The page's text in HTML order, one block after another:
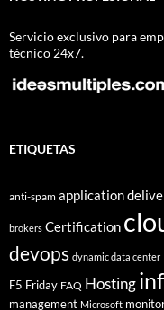
Servicio exclusivo para
técnico 24x7.
ETIQUETAS
anti-spam application
brokers Certification
devops dynamic data center
F5 Friday FAQ Hosting
management Microsoft